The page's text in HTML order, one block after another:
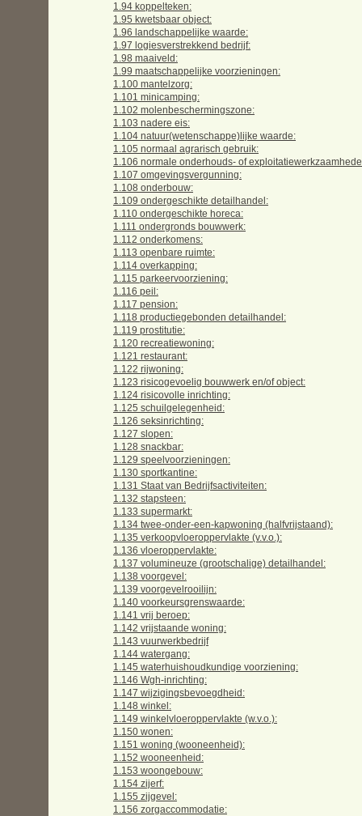
1.94 koppelteken:
1.95 kwetsbaar object:
1.96 landschappelijke waarde:
1.97 logiesverstrekkend bedrijf:
1.98 maaiveld:
1.99 maatschappelijke voorzieningen:
1.100 mantelzorg:
1.101 minicamping:
1.102 molenbeschermingszone:
1.103 nadere eis:
1.104 natuur(wetenschappe)lijke waarde:
1.105 normaal agrarisch gebruik:
1.106 normale onderhouds- of
1.107 omgevingsvergunning:
1.108 onderbouw:
1.109 ondergeschikte detailhandel:
1.110 ondergeschikte horeca:
1.111 ondergronds bouwwerk:
1.112 onderkomens:
1.113 openbare ruimte:
1.114 overkapping:
1.115 parkeervoorziening:
1.116 peil:
1.117 pension:
1.118 productiegebonden detailhandel:
1.119 prostitutie:
1.120 recreatiewoning:
1.121 restaurant:
1.122 rijwoning:
1.123 risicogevoelig bouwwerk en/of object:
1.124 risicovolle inrichting:
1.125 schuilgelegenheid:
1.126 seksinrichting:
1.127 slopen:
1.128 snackbar:
1.129 speelvoorzieningen:
1.130 sportkantine:
1.131 Staat van Bedrijfsactiviteiten:
1.132 stapsteen:
1.133 supermarkt:
1.134 twee-onder-een-kapwoning (halfvrijstaand):
1.135 verkoopvloeroppervlakte (v.v.o.):
1.136 vloeroppervlakte:
1.137 volumineuze (grootschalige) detailhandel:
1.138 voorgevel:
1.139 voorgevelrooilijn:
1.140 voorkeursgrenswaarde:
1.141 vrij beroep:
1.142 vrijstaande woning:
1.143 vuurwerkbedrijf
1.144 watergang:
1.145 waterhuishoudkundige voorziening:
1.146 Wgh-inrichting:
1.147 wijzigingsbevoegdheid:
1.148 winkel:
1.149 winkelvloeroppervlakte (w.v.o.):
1.150 wonen:
1.151 woning (wooneenheid):
1.152 wooneenheid:
1.153 woongebouw:
1.154 zijerf:
1.155 zijgevel:
1.156 zorgaccommodatie: